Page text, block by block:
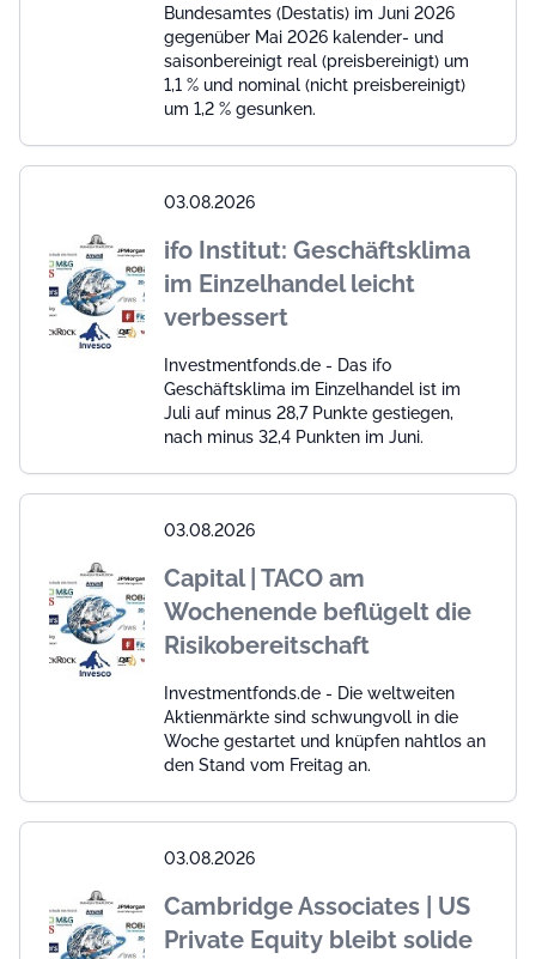
Bundesamtes (Destatis) im Juni 2026
gegenüber Mai 2026 kalender- und
saisonbereinigt real (preisbereinigt) um
1,1 % und nominal (nicht preisbereinigt)
um 1,2 % gesunken.
03.08.2026
ifo Institut: Geschäftsklima
im Einzelhandel leicht
verbessert
Investmentfonds.de - Das ifo
Geschäftsklima im Einzelhandel ist im
Juli auf minus 28,7 Punkte gestiegen,
nach minus 32,4 Punkten im Juni.
03.08.2026
Capital | TACO am
Wochenende beflügelt die
Risikobereitschaft
Investmentfonds.de - Die weltweiten
Aktienmärkte sind schwungvoll in die
Woche gestartet und knüpfen nahtlos an
den Stand vom Freitag an.
03.08.2026
Cambridge Associates | US
Private Equity bleibt solide